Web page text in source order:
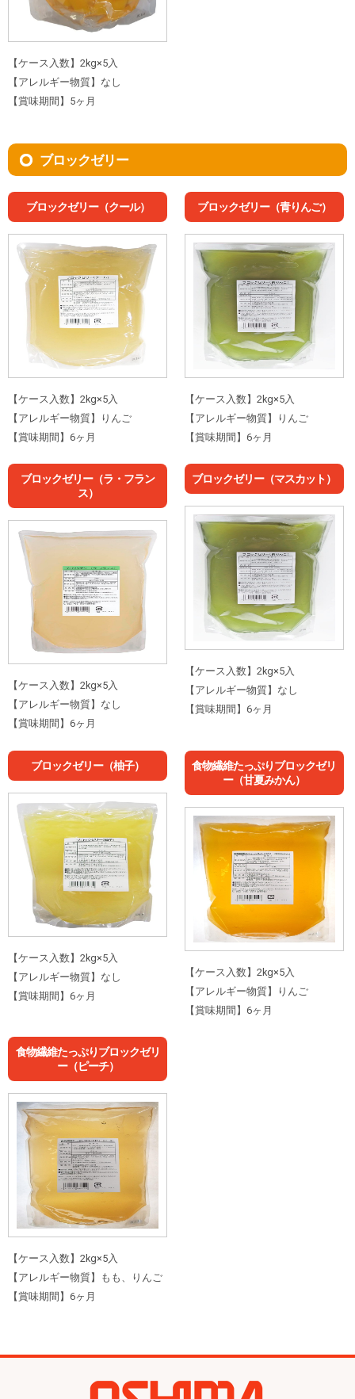
【ケース入数】2kg×5入
【アレルギー物質】なし
【賞味期間】5ヶ月
ブロックゼリー
ブロックゼリー（クール）
【ケース入数】2kg×5入
【アレルギー物質】りんご
【賞味期間】6ヶ月
ブロックゼリー（青りんご）
【ケース入数】2kg×5入
【アレルギー物質】りんご
【賞味期間】6ヶ月
ブロックゼリー（ラ・フラン
ス）
【ケース入数】2kg×5入
【アレルギー物質】なし
【賞味期間】6ヶ月
ブロックゼリー（マスカット）
【ケース入数】2kg×5入
【アレルギー物質】なし
【賞味期間】6ヶ月
ブロックゼリー（柚子）
【ケース入数】2kg×5入
【アレルギー物質】なし
【賞味期間】6ヶ月
食物繊維たっぷりブロックゼリ
ー（甘夏みかん）
【ケース入数】2kg×5入
【アレルギー物質】りんご
【賞味期間】6ヶ月
食物繊維たっぷりブロックゼリ
ー（ピーチ）
【ケース入数】2kg×5入
【アレルギー物質】もも、りんご
【賞味期間】6ヶ月